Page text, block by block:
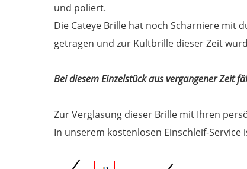
und poliert.
Die Cateye Brille hat noch Scharniere mit
getragen und zur Kultbrille dieser Zeit
Bei diesem Einzelstück aus vergangener Zeit
Zur Verglasung dieser Brille mit Ihren
In unserem kostenlosen Einschleif-